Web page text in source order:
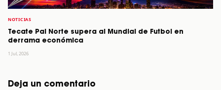
NOTICIAS
Tecate Pal Norte supera al Mundial de Futbol en
derrama económica
1 Jul, 2026
Deja un comentario